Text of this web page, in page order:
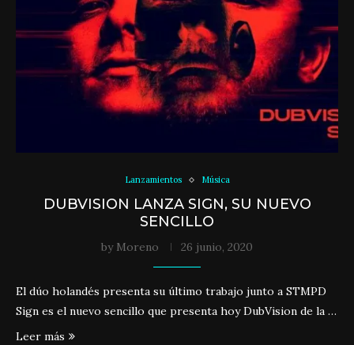
Lanzamientos Música
DUBVISION LANZA SIGN, SU NUEVO
SENCILLO
by Moreno 26 junio, 2020
El dúo holandés presenta su último trabajo junto a STMPD
Sign es el nuevo sencillo que presenta hoy DubVision de la …
Leer más